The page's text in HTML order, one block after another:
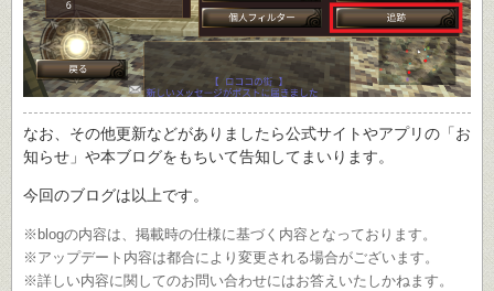
なお、その他更新などがありましたら公式サイトやアプリの「お
知らせ」や本ブログをもちいて告知してまいります。
今回のブログは以上です。
※blogの内容は、掲載時の仕様に基づく内容となっております。
※アップデート内容は都合により変更される場合がございます。
※詳しい内容に関してのお問い合わせにはお答えいたしかねます。